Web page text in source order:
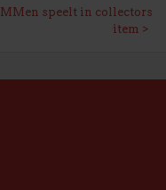
speelt in collectors
item